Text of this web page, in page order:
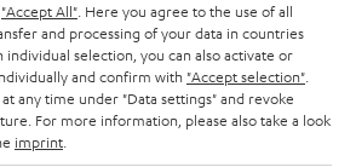
"Accept All" . Here you agree to the use of all
and processing of your data in countries
individual selection, you can also activate or
and confirm with "Accept selection"
any time under "Data settings" and revoke
For more information, please also take a look
imprint